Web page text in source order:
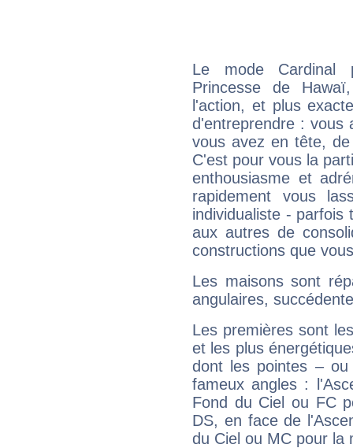
Le mode Cardinal
Princesse de
l'action, et plus
d'entreprendre :
vous avez en tête,
C'est pour vous la
enthousiasme et
rapidement vous
individualiste -
aux autres de
constructions que
Les maisons sont
angulaires,
Les premières sont
et les plus
dont les pointes –
fameux angles :
Fond du Ciel ou FC
DS, en face de
du Ciel ou MC pour la